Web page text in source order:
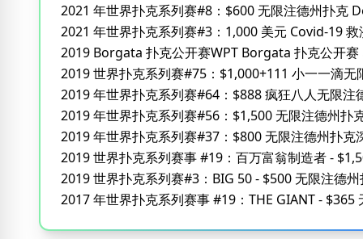
2021 年世界扑克系列赛#8：$600 无限注德州扑克
2021 年世界扑克系列赛#3：1,000 美元 Covid-19
2019 Borgata 扑克公开赛WPT Borgata 扑克公开赛
2019 世界扑克系列赛#75：$1,000+111 小一一滴无
2019 年世界扑克系列赛#64：$888 疯狂八人无限注
2019 年世界扑克系列赛#56：$1,500 无限注德州扑
2019 年世界扑克系列赛#37：$800 无限注德州扑克
2019 世界扑克系列赛事 #19：百万富翁制造者 -
2019 世界扑克系列赛#3：BIG 50 - $500 无限注德
2017 年世界扑克系列赛事 #19：THE GIANT - $365